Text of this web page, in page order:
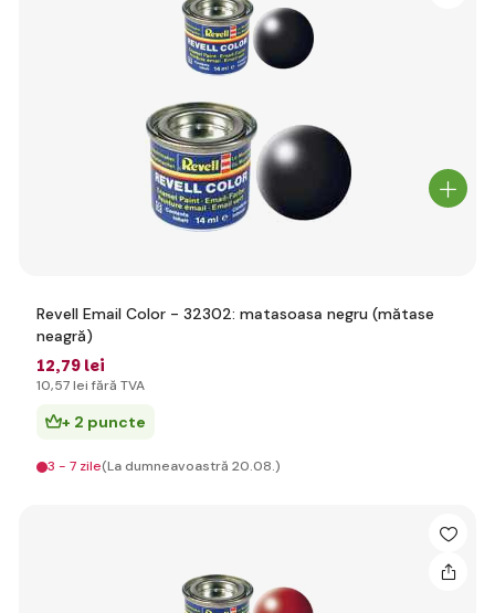
Revell Email Color - 32302: matasoasa negru (mătase
neagră)
12,79 lei
10,57 lei fără TVA
+ 2 puncte
3 - 7 zile(La dumneavoastră 20.08.)